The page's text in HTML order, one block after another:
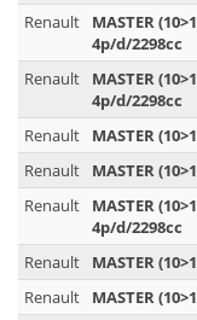
Renault
MASTER
4p/d/2298cc
Renault
MASTER
4p/d/2298cc
Renault
MASTER
Renault
MASTER
Renault
MASTER
4p/d/2298cc
Renault
MASTER
Renault
MASTER